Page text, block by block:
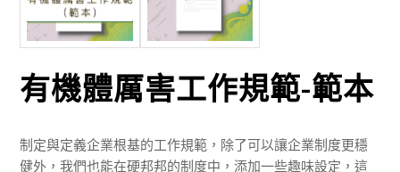
有機體厲害工作規範-範本
制定與定義企業根基的工作規範，除了可以讓企業制度更穩
健外，我們也能在硬邦邦的制度中，添加一些趣味設定，這